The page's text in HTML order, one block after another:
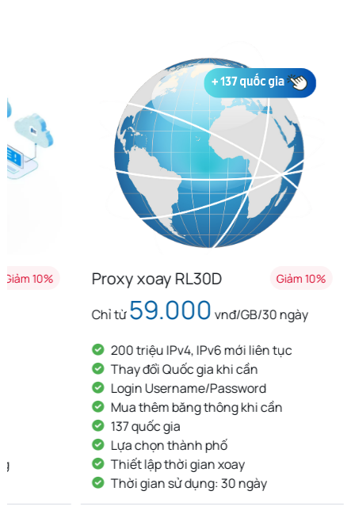
Proxy xoay RL30D Giảm 10%
59.000vnđ/GB/30 ngày
200 triệu IPv4, IPv6 mới liên tục
Thay đổi Quốc gia khi cần
Login Username/Password
Mua thêm băng thông khi cần
137 quốc gia
Lựa chọn thành phố
Thiết lập thời gian xoay
Thời gian sử dụng: 30 ngày
Proxy
Chỉ từ